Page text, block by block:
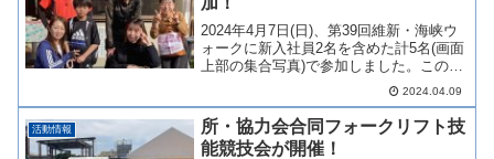
2024年4月7日(日)、第39回維新・海峡ウ
ォークに新入社員2名を含めた計5名(画面
上部の集合写真)で参加しました。この日
は、晴天で歩きやすい気候でした。皆さ
んそれぞれ歩くペースがあるので、記念
写真撮影後は各々1人で歩きました。参加
者5名...
2024.04.09
活動情報
所・協力会合同フォークリフト技
能競技会が開催！